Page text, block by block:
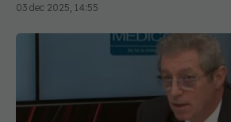
03 dec 2025, 14:55